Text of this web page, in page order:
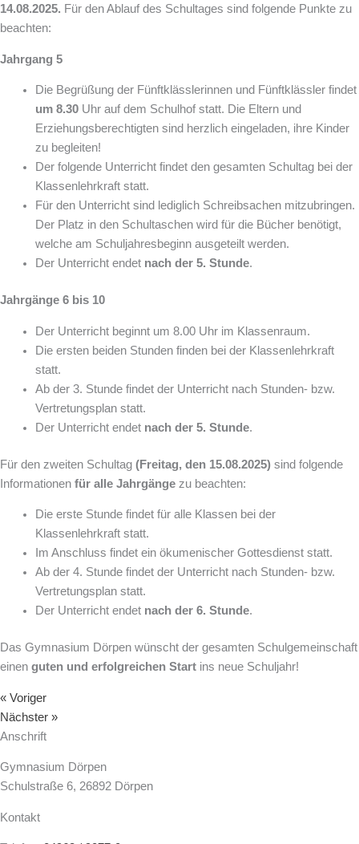
14.08.2025. Für den Ablauf des Schultages sind folgende Punkte zu
beachten:
Jahrgang 5
Die Begrüßung der Fünftklässlerinnen und Fünftklässler findet
um 8.30Uhr auf dem Schulhof statt. Die Eltern und
Erziehungsberechtigten sind herzlich eingeladen, ihre Kinder
zu begleiten!
Der folgende Unterricht findet den gesamten Schultag bei der
Klassenlehrkraft statt.
Für den Unterricht sind lediglich Schreibsachen mitzubringen.
Der Platz in den Schultaschen wird für die Bücher benötigt,
welche am Schuljahresbeginn ausgeteilt werden.
Der Unterricht endet nach der 5. Stunde.
Jahrgänge 6 bis 10
Der Unterricht beginnt um 8.00 Uhr im Klassenraum.
Die ersten beiden Stunden finden bei der Klassenlehrkraft
statt.
Ab der 3. Stunde findet der Unterricht nach Stunden- bzw.
Vertretungsplan statt.
Der Unterricht endet nach der 5. Stunde.
Für den zweiten Schultag (Freitag, den 15.08.2025) sind folgende
Informationen für alle Jahrgänge zu beachten:
Die erste Stunde findet für alle Klassen bei der
Klassenlehrkraft statt.
Im Anschluss findet ein ökumenischer Gottesdienst statt.
Ab der 4. Stunde findet der Unterricht nach Stunden- bzw.
Vertretungsplan statt.
Der Unterricht endetnach der 6. Stunde.
Das Gymnasium Dörpen wünscht der gesamten Schulgemeinschaft
einen guten und erfolgreichen Start ins neue Schuljahr!
« Voriger
Nächster »
Anschrift
Gymnasium Dörpen
Schulstraße 6, 26892 Dörpen
Kontakt